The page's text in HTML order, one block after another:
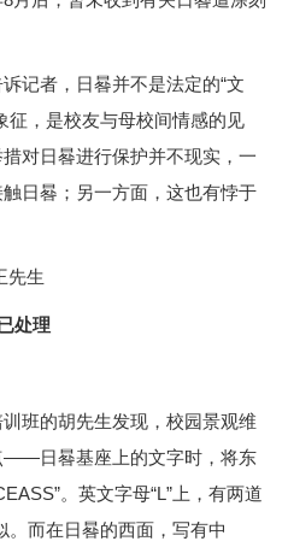
记者，日晷并不是法定的“文
征，是校友与母校间情感的见
对日晷进行保护并不现实，一
日晷；另一方面，这也有悖于
先生
处理
班的胡先生发现，校园景观维
——日晷基座上的文字时，将东
。英文字母“L”上，有两道
。而在日晷的西面，写有中